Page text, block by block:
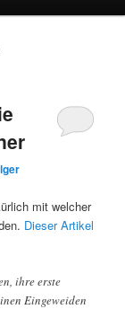
mit welcher
Dieser Artikel
ihre erste
Eingeweiden